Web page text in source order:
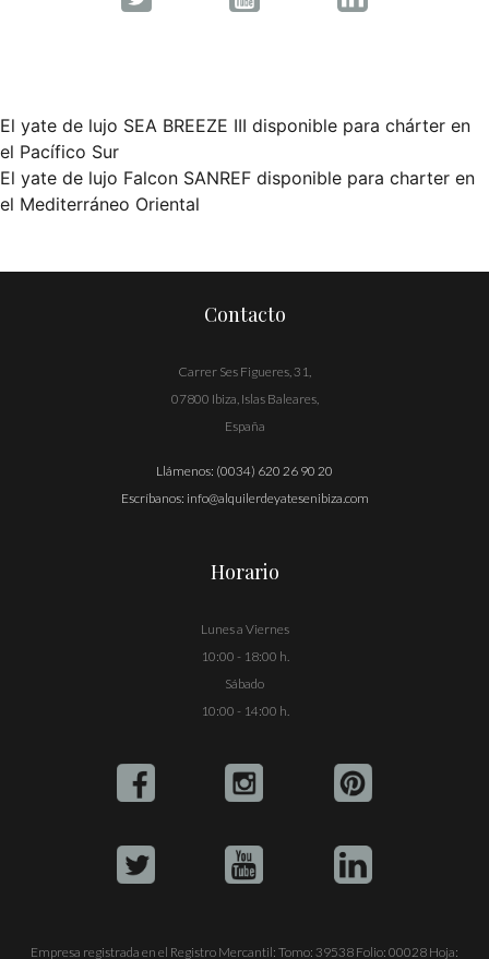
Navegación
de
El yate de lujo SEA BREEZE III disponible para chárter en
el Pacífico Sur
El yate de lujo Falcon SANREF disponible para charter en
el Mediterráneo Oriental
Contacto
Carrer Ses Figueres, 31,
07800 Ibiza, Islas Baleares,
España
Llámenos: (0034) 620 26 90 20
Escríbanos: info@alquilerdeyatesenibiza.com
Horario
Lunes a Viernes
10:00 - 18:00 h.
Sábado
10:00 - 14:00 h.
Empresa registrada en el Registro Mercantil: Tomo: 39538 Folio: 00028 Hoja: